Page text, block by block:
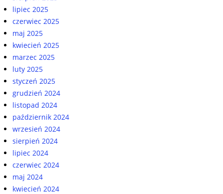
lipiec 2025
czerwiec 2025
maj 2025
kwiecień 2025
marzec 2025
luty 2025
styczeń 2025
grudzień 2024
listopad 2024
październik 2024
wrzesień 2024
sierpień 2024
lipiec 2024
czerwiec 2024
maj 2024
kwiecień 2024